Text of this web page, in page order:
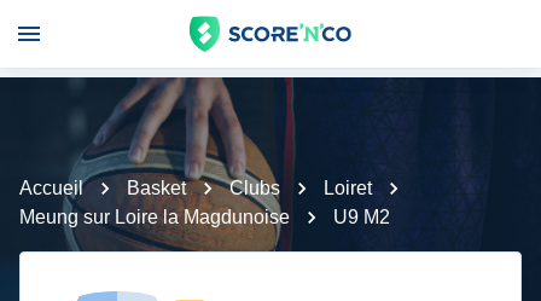
Accueil Basket Clubs
Loiret
Meung sur Loire la Magdunoise
U9 M2